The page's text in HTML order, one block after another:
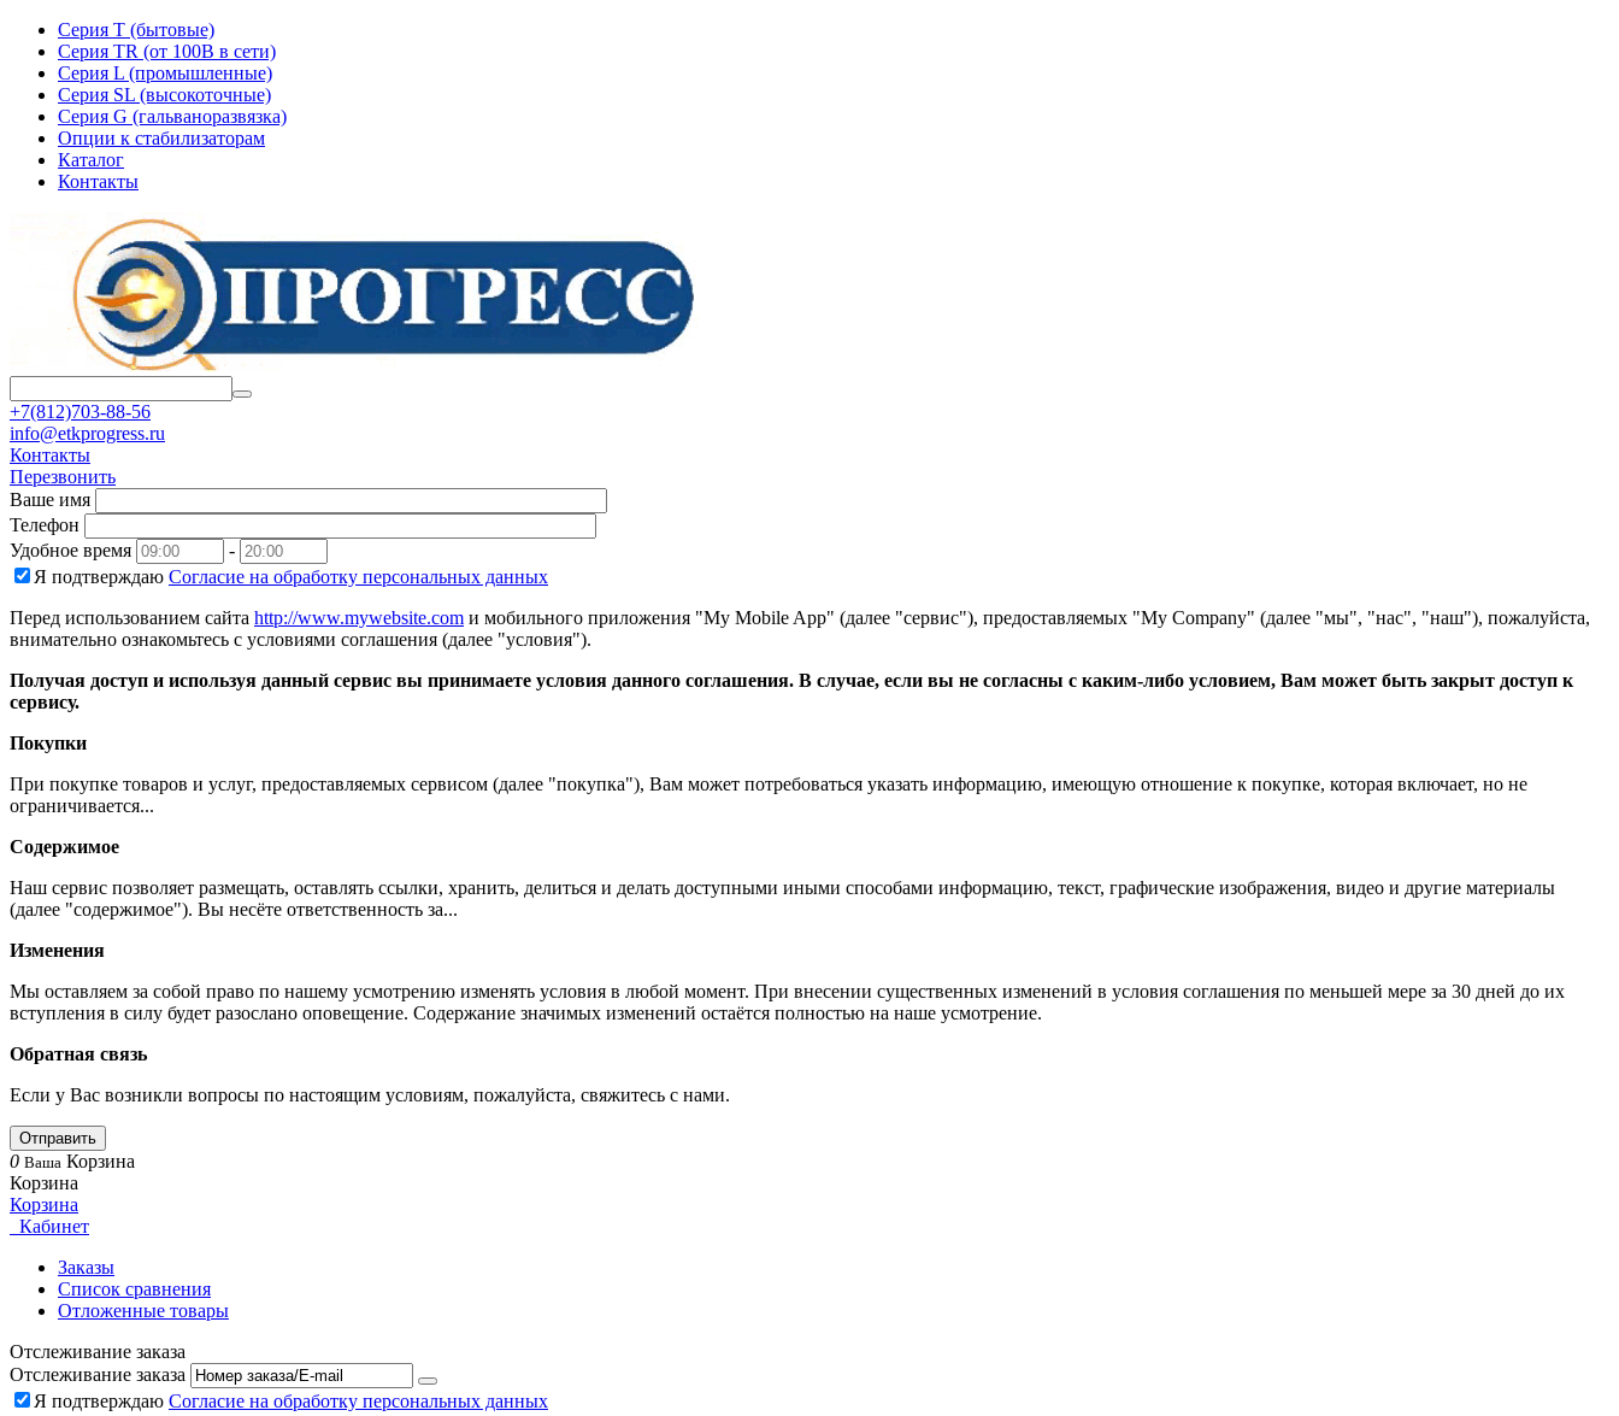
Серия T (бытовые)
Серия TR (от 100В в сети)
Серия L (промышленные)
Серия SL (высокоточные)
Серия G (гальваноразвязка)
Опции к стабилизаторам
Каталог
Контакты
+7(812)703-88-56
info@etkprogress.ru
Контакты
Перезвонить
Ваше имя
Телефон
Удобное время
-
Я подтверждаю Согласие на обработку персональных данных
Перед использованием сайта http://www.mywebsite.com и мобильного приложения "My Mobile App" (далее "сервис"), предоставляемых "My Company" (далее "мы", "нас", "наш"), пожалуйста,
внимательно ознакомьтесь с условиями соглашения (далее "условия").
Получая доступ и используя данный сервис вы принимаете условия данного соглашения. В случае, если вы не согласны с каким-либо условием, Вам может быть закрыт доступ к
сервису.
Покупки
При покупке товаров и услуг, предоставляемых сервисом (далее "покупка"), Вам может потребоваться указать информацию, имеющую отношение к покупке, которая включает, но не
ограничивается...
Содержимое
Наш сервис позволяет размещать, оставлять ссылки, хранить, делиться и делать доступными иными способами информацию, текст, графические изображения, видео и другие материалы
(далее "содержимое"). Вы несёте ответственность за...
Изменения
Мы оставляем за собой право по нашему усмотрению изменять условия в любой момент. При внесении существенных изменений в условия соглашения по меньшей мере за 30 дней до их
вступления в силу будет разослано оповещение. Содержание значимых изменений остаётся полностью на наше усмотрение.
Обратная связь
Если у Вас возникли вопросы по настоящим условиям, пожалуйста, свяжитесь с нами.
Отправить
0 Ваша Корзина
Корзина
Корзина
Кабинет
Заказы
Список сравнения
Отложенные товары
Отслеживание заказа
Отслеживание заказа
Я подтверждаю Согласие на обработку персональных данных